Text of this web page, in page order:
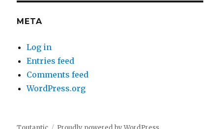
META
Log in
Entries feed
Comments feed
WordPress.org